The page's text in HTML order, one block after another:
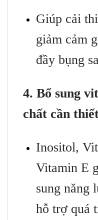
Giúp cải
giảm cảm
đầy bụng
4. Bổ sung
chất cần
Inositol,
Vitamin E
sung năng
hỗ trợ quá